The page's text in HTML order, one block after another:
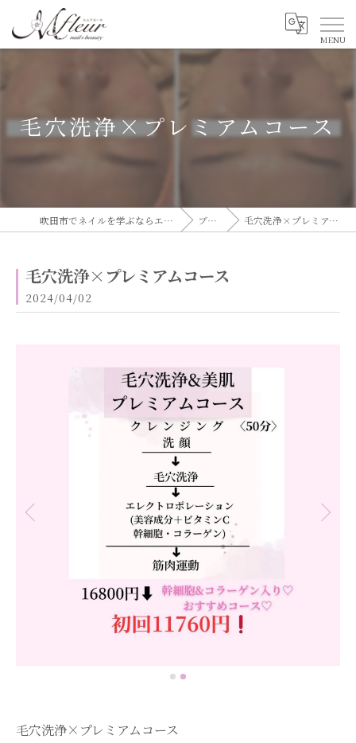
毛穴洗浄×プレミアムコース
吹田市でネイルを学ぶならエムフルール ブログ 毛穴洗浄×プレミアムコース
毛穴洗浄×プレミアムコース
2024/04/02
毛穴洗浄×プレミアムコース